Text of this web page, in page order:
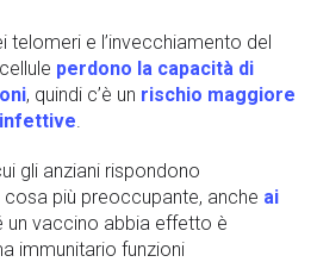
telomeri e l’invecchiamento del
perdono la capacità di
, quindi c’è un rischio maggiore
gli anziani rispondono
cosa più preoccupante, anche ai
un vaccino abbia effetto è
immunitario funzioni